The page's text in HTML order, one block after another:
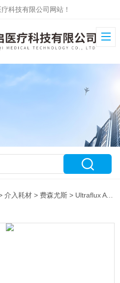
科技有限公司网站！
介入耗材 > 费森尤斯 > Ultraflux AV 1000S费森尤斯空心纤维血液透析滤过器